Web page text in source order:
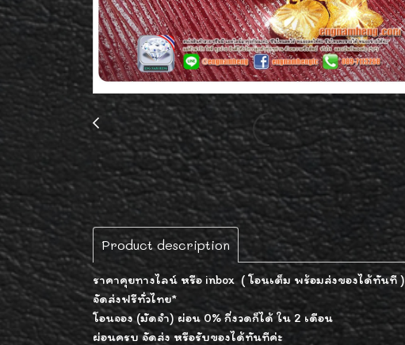
Product description
ราคาคุยทางไลน์ หรือ inbox ( โอนเต็ม พร้อมส่งของได้ทันที )
จัดส่งฟรีทั่วไทย*
โอนจอง (มัดจำ) ผ่อน 0% กี่งวดก็ได้ ใน 2 เดือน
ผ่อนครบ จัดส่ง หรือรับของได้ทันทีค่ะ